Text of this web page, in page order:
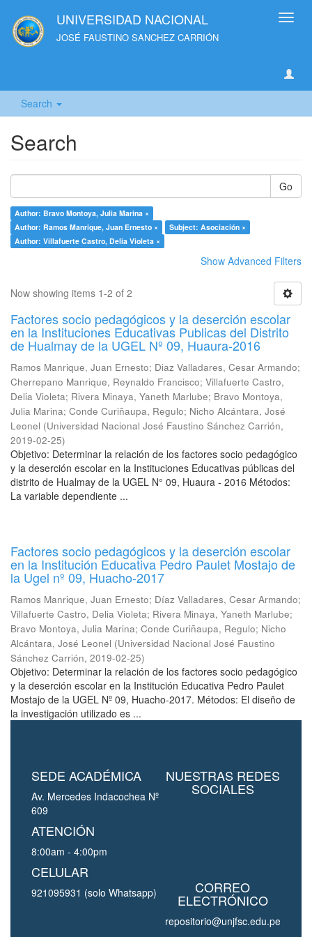
UNIVERSIDAD NACIONAL
JOSÉ FAUSTINO SANCHEZ CARRIÓN
Search
Search
Go
Author: Bravo Montoya, Julia Marina ×
Author: Ramos Manrique, Juan Ernesto ×
Subject: Asociación ×
Author: Villafuerte Castro, Delia Violeta ×
Show Advanced Filters
Now showing items 1-2 of 2
Factores socio pedagógicos y la deserción escolar
en la Instituciones Educativas Publicas del Distrito
de Hualmay de la UGEL Nº 09, Huaura-2016
Ramos Manrique, Juan Ernesto; Diaz Valladares, Cesar Armando;
Cherrepano Manrique, Reynaldo Francisco; Villafuerte Castro,
Delia Violeta; Rivera Minaya, Yaneth Marlube; Bravo Montoya,
Julia Marina; Conde Curiñaupa, Regulo; Nicho Alcántara, José
Leonel (Universidad Nacional José Faustino Sánchez Carrión,
2019-02-25)
Objetivo: Determinar la relación de los factores socio pedagógico
y la deserción escolar en la Instituciones Educativas públicas del
distrito de Hualmay de la UGEL N° 09, Huaura - 2016 Métodos:
La variable dependiente ...
Factores socio pedagógicos y la deserción escolar
en la Institución Educativa Pedro Paulet Mostajo de
la Ugel nº 09, Huacho-2017
Ramos Manrique, Juan Ernesto; Díaz Valladares, Cesar Armando;
Villafuerte Castro, Delia Violeta; Rivera Minaya, Yaneth Marlube;
Bravo Montoya, Julia Marina; Conde Curiñaupa, Regulo; Nicho
Alcántara, José Leonel (Universidad Nacional José Faustino
Sánchez Carrión, 2019-02-25)
Objetivo: Determinar la relación de los factores socio pedagógico
y la deserción escolar en la Institución Educativa Pedro Paulet
Mostajo de la UGEL Nº 09, Huacho-2017. Métodos: El diseño de
la investigación utilizado es ...
SEDE ACADÉMICA
Av. Mercedes Indacochea Nº
609
ATENCIÓN
8:00am - 4:00pm
CELULAR
921095931 (solo Whatsapp)
NUESTRAS REDES
SOCIALES
CORREO
ELECTRÓNICO
repositorio@unjfsc.edu.pe